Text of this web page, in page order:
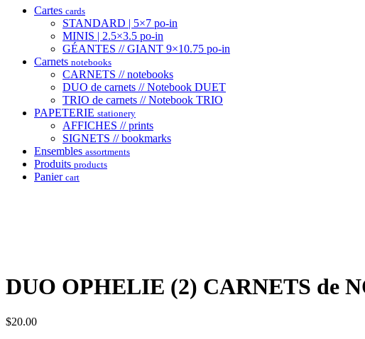
Cartes cards
STANDARD | 5×7 po-in
MINIS | 2.5×3.5 po-in
GÉANTES // GIANT 9×10.75 po-in
Carnets notebooks
CARNETS // notebooks
DUO de carnets // Notebook DUET
TRIO de carnets // Notebook TRIO
PAPETERIE stationery
AFFICHES // prints
SIGNETS // bookmarks
Ensembles assortments
Produits products
Panier cart
DUO OPHELIE (2) CARNETS de
$20.00